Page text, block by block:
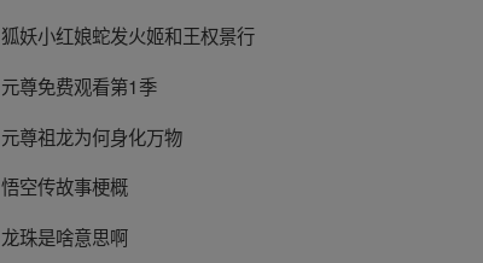
狐妖小红娘蛇发火姬和王权景行
元尊免费观看第1季
元尊祖龙为何身化万物
悟空传故事梗概
龙珠是啥意思啊